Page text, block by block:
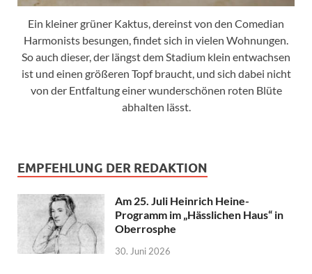
Ein kleiner grüner Kaktus, dereinst von den Comedian
Harmonists besungen, findet sich in vielen Wohnungen.
So auch dieser, der längst dem Stadium klein entwachsen
ist und einen größeren Topf braucht, und sich dabei nicht
von der Entfaltung einer wunderschönen roten Blüte
abhalten lässt.
EMPFEHLUNG DER REDAKTION
Am 25. Juli Heinrich Heine-
Programm im „Hässlichen Haus“ in
Oberrosphe
30. Juni 2026